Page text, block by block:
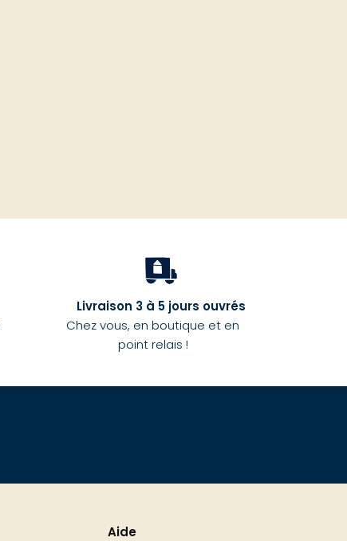
Livraison 3 à 5 jours ouvrés
Chez vous, en boutique et en
point relais !
Aide